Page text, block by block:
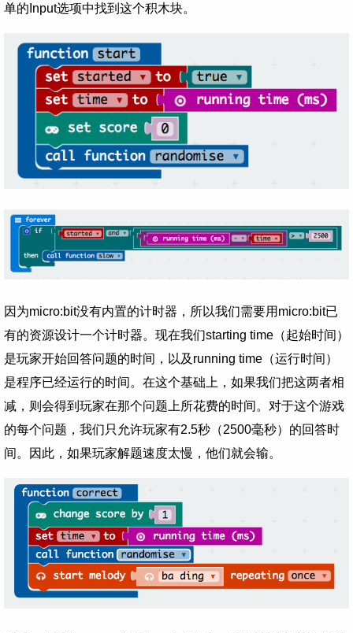
单的Input选项中找到这个积木块。
因为micro:bit没有内置的计时器，所以我们需要用micro:bit已
有的资源设计一个计时器。现在我们starting time（起始时间）
是玩家开始回答问题的时间，以及running time（运行时间）
是程序已经运行的时间。在这个基础上，如果我们把这两者相
减，则会得到玩家在那个问题上所花费的时间。对于这个游戏
的每个问题，我们只允许玩家有2.5秒（2500毫秒）的回答时
间。因此，如果玩家解题速度太慢，他们就会输。